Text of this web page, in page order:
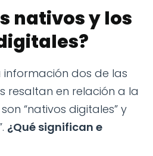
nativos y los
información dos de las
resaltan en relación a la
“nativos digitales” y
¿Qué significan e